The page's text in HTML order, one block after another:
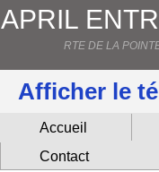
APRIL
RTE DE LA
Afficher le
Accueil
Contact